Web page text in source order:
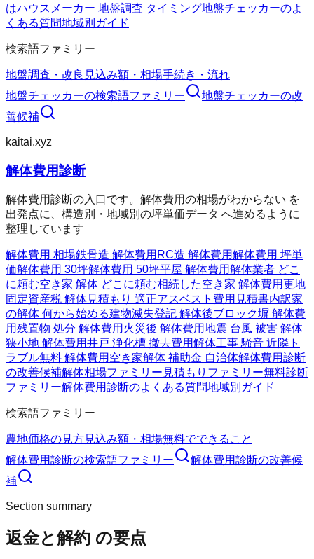
はハウスメーカー 地盤調査 タイミング地盤チェッカーのよ
くある質問地域別ガイド
検索語ファミリー
地盤調査・改良 見込み額・相場手続き・流れ
地盤チェッカーの検索語ファミリー 地盤チェッカーの改
善候補
kaitai.xyz
解体費用診断
解体費用診断の入口です。解体費用の相場がわからない を
出発点に、構造別・地域別の坪単価データ へ進めるように
整理しています
解体費用 相場鉄骨造 解体費用 RC造 解体費用解体費用 坪単
価解体費用 30坪解体費用 50坪平屋 解体費用解体業者 どこ
に頼む空き家 解体 どこに頼む相続した空き家 解体費用更地
固定資産税 解体見積もり 適正アスベスト費用 見積書内訳家
の解体 何から始める建物滅失登記 解体後ブロック塀 解体費
用残置物 処分 解体費用 火災後 解体費用地震 台風 被害 解体
狭小地 解体費用井戸 浄化槽 撤去費用解体工事 騒音 近隣ト
ラブル無料 解体費用 空き家解体 補助金 自治体解体費用診断
の改善候補解体相場ファミリー 見積もりファミリー無料診断
ファミリー解体費用診断のよくある質問地域別ガイド
検索語ファミリー
農地価格の見方見込み額・相場無料でできること
解体費用診断の検索語ファミリー 解体費用診断の改善候
補
Section summary
返金と解約 の要点